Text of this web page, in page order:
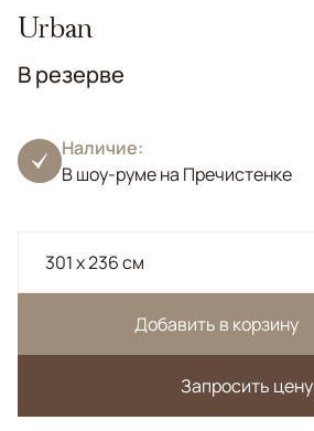
Urban
В резерве
Наличие:
В шоу-руме на Пречистенке
301 x 236 см
Добавить в корзину
Запросить цену